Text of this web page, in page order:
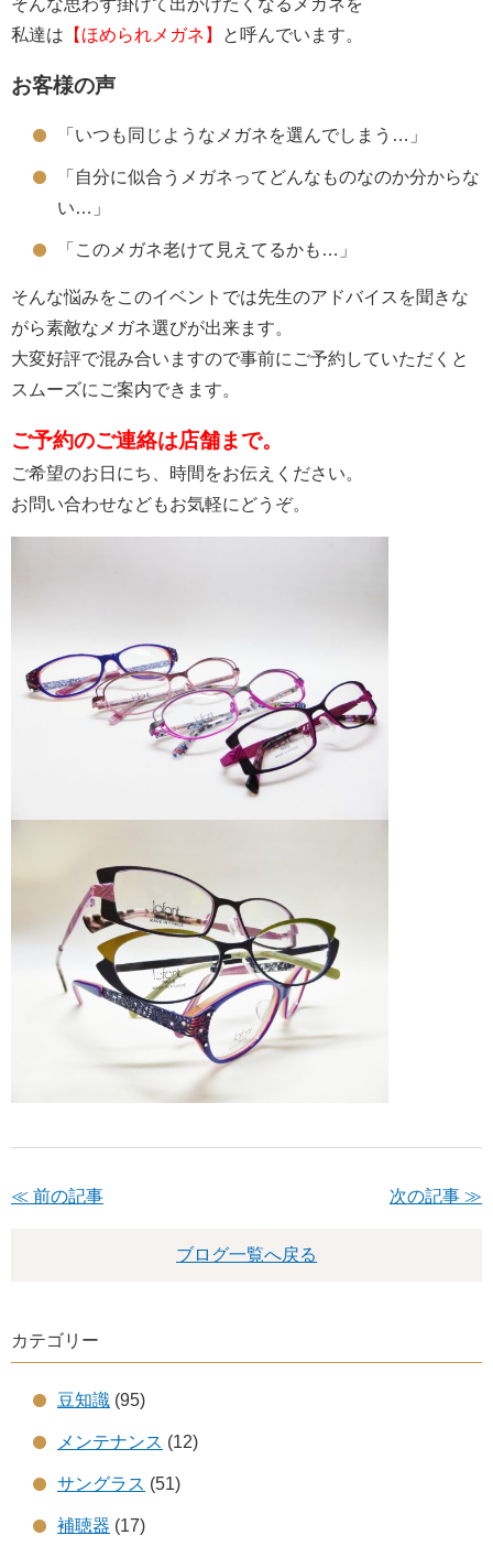
私達は 【ほめられメガネ】 と呼んでいます。
お客様の声
「いつも同じようなメガネを選んでしまう…」
「自分に似合うメガネってどんなものなのか分からな
い…」
「このメガネ老けて見えてるかも…」
そんな悩みをこのイベントでは先生のアドバイスを聞きな
がら素敵なメガネ選びが出来ます。
大変好評で混み合いますので事前にご予約していただくと
スムーズにご案内できます。
ご予約のご連絡は店舗まで。
ご希望のお日にち、時間をお伝えください。
お問い合わせなどもお気軽にどうぞ。
≪ 前の記事 次の記事 ≫
ブログ一覧へ戻る
カテゴリー
豆知識 (95)
メンテナンス (12)
サングラス (51)
補聴器 (17)